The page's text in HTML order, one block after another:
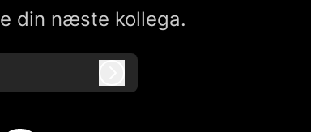
din næste kollega.